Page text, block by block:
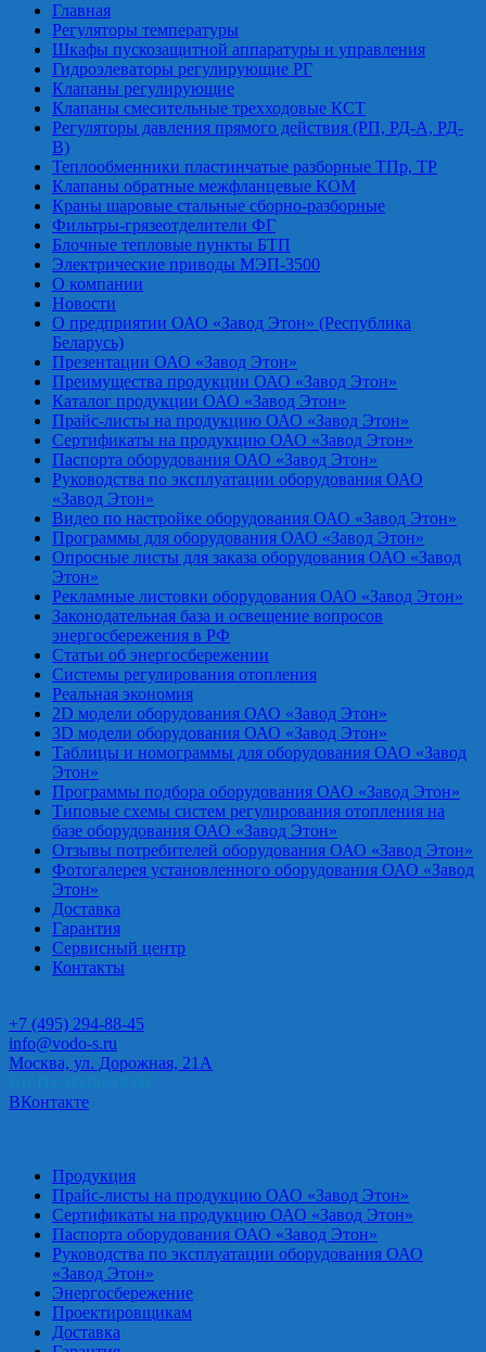
Главная
Регуляторы температуры
Шкафы пускозащитной аппаратуры и управления
Гидроэлеваторы регулирующие РГ
Клапаны регулирующие
Клапаны смесительные трехходовые КСТ
Регуляторы давления прямого действия (РП, РД-А, РД-
В)
Теплообменники пластинчатые разборные ТПр, ТР
Клапаны обратные межфланцевые КОМ
Краны шаровые стальные сборно-разборные
Фильтры-грязеотделители ФГ
Блочные тепловые пункты БТП
Электрические приводы МЭП-3500
О компании
Новости
О предприятии ОАО «Завод Этон» (Республика
Беларусь)
Презентации ОАО «Завод Этон»
Преимущества продукции ОАО «Завод Этон»
Каталог продукции ОАО «Завод Этон»
Прайс-листы на продукцию ОАО «Завод Этон»
Сертификаты на продукцию ОАО «Завод Этон»
Паспорта оборудования ОАО «Завод Этон»
Руководства по эксплуатации оборудования ОАО
«Завод Этон»
Видео по настройке оборудования ОАО «Завод Этон»
Программы для оборудования ОАО «Завод Этон»
Опросные листы для заказа оборудования ОАО «Завод
Этон»
Рекламные листовки оборудования ОАО «Завод Этон»
Законодательная база и освещение вопросов
энергосбережения в РФ
Статьи об энергосбережении
Системы регулирования отопления
Реальная экономия
2D модели оборудования ОАО «Завод Этон»
3D модели оборудования ОАО «Завод Этон»
Таблицы и номограммы для оборудования ОАО «Завод
Этон»
Программы подбора оборудования ОАО «Завод Этон»
Типовые схемы систем регулирования отопления на
базе оборудования ОАО «Завод Этон»
Отзывы потребителей оборудования ОАО «Завод Этон»
Фотогалерея установленного оборудования ОАО «Завод
Этон»
Доставка
Гарантия
Сервисный центр
Контакты
+7 (495) 294-88-45
info@vodo-s.ru
Москва, ул. Дорожная, 21А
ВКонтакте
Продукция
Прайс-листы на продукцию ОАО «Завод Этон»
Сертификаты на продукцию ОАО «Завод Этон»
Паспорта оборудования ОАО «Завод Этон»
Руководства по эксплуатации оборудования ОАО
«Завод Этон»
Энергосбережение
Проектировщикам
Доставка